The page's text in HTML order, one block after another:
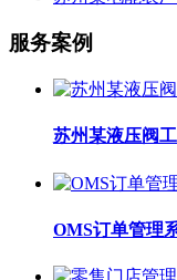
服务案例
苏州某液压阀
OMS订单管理